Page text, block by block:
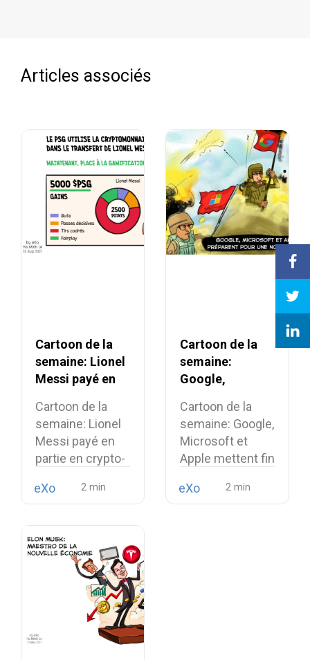
Articles associés
Cartoon de la
semaine: Lionel
Messi payé en
crypto-monnaie
Cartoon de la
semaine: Lionel
Messi payé en
partie en crypto-
eXo
Cartoon de la
semaine:
Google,
Apple mettent
fin à leur
cessez-le-feu
Cartoon de la
semaine: Google,
Microsoft et
Apple mettent fin
eXo